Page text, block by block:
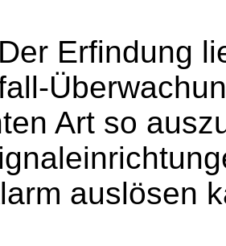
Der Erfindung
Art so
auslösen